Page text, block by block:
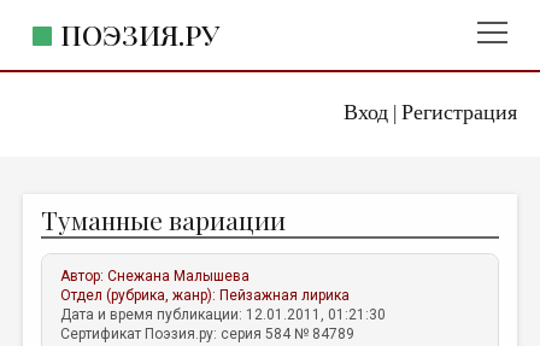
Вход| Регистрация
ПОЭЗИЯ.РУ
ЖАНРЫ
АВТОРЫ
КОММЕНТАРИИ
Туманные вариации
Автор:Снежана Малышева
Отдел (рубрика, жанр): Пейзажная лирика
Дата и время публикации: 12.01.2011, 01:21:30
Сертификат Поэзия.ру: серия 584 № 84789